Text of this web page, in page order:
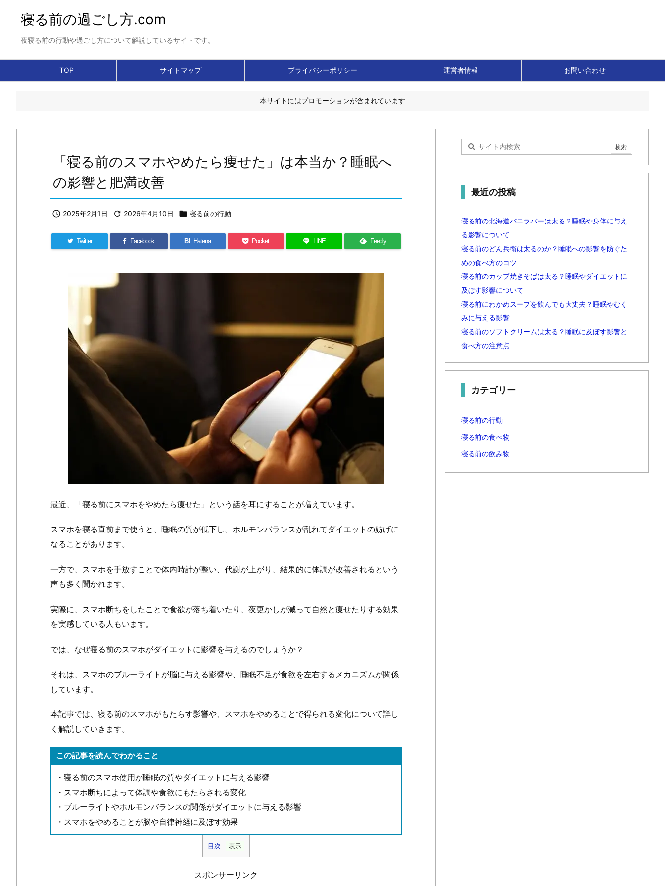
寝る前の過ごし方.com
夜寝る前の行動や過ごし方について解説しているサイトです。
TOP サイトマップ プライバシーポリシー 運営者情報 お問い合わせ
本サイトにはプロモーションが含まれています
「寝る前のスマホやめたら痩せた」は本当か？睡眠へ
の影響と肥満改善
 2025年2月1日  2026年4月10日  寝る前の行動
Twitter Facebook B! Hatena Pocket LINE Feedly
最近、「寝る前にスマホをやめたら痩せた」という話を耳にすることが増えています。
スマホを寝る直前まで使うと、睡眠の質が低下し、ホルモンバランスが乱れてダイエットの妨げに
なることがあります。
一方で、スマホを手放すことで体内時計が整い、代謝が上がり、結果的に体調が改善されるという
声も多く聞かれます。
実際に、スマホ断ちをしたことで食欲が落ち着いたり、夜更かしが減って自然と痩せたりする効果
を実感している人もいます。
では、なぜ寝る前のスマホがダイエットに影響を与えるのでしょうか？
それは、スマホのブルーライトが脳に与える影響や、睡眠不足が食欲を左右するメカニズムが関係
しています。
本記事では、寝る前のスマホがもたらす影響や、スマホをやめることで得られる変化について詳し
く解説していきます。
この記事を読んでわかること
・寝る前のスマホ使用が睡眠の質やダイエットに与える影響
・スマホ断ちによって体調や食欲にもたらされる変化
・ブルーライトやホルモンバランスの関係がダイエットに与える影響
・スマホをやめることが脳や自律神経に及ぼす効果
目次
1.
「寝
スポンサーリンク
最近の投稿
寝る前の北海道バニラバーは太る？睡眠や身体に与え
る影響について
寝る前のどん兵衛は太るのか？睡眠への影響を防ぐた
めの食べ方のコツ
寝る前のカップ焼きそばは太る？睡眠やダイエットに
及ぼす影響について
寝る前にわかめスープを飲んでも大丈夫？睡眠やむく
みに与える影響
寝る前のソフトクリームは太る？睡眠に及ぼす影響と
食べ方の注意点
カテゴリー
寝る前の行動
寝る前の食べ物
寝る前の飲み物